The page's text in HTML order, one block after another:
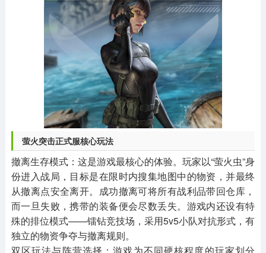
萤火突击正式服核心玩法
撤离生存模式：这是游戏最核心的体验。玩家以“萤火虫”身
份进入战局，目标是在限时内搜集地图中的物资，并最终
从撤离点安全离开。成功撤离可将所有战利品带回仓库，
而一旦失败，携带的装备便会尽数丢失。游戏内还设有特
殊的排位模式——镭钻竞技场，采用5v5小队对抗形式，有
独立的物资争夺与撤离规则。